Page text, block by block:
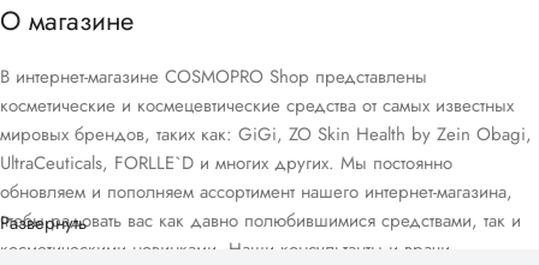
О магазине
В интернет-магазине COSMOPRO Shop представлены
косметические и космецевтические средства от самых известных
мировых брендов, таких как: GiGi, ZO Skin Health by Zein Obagi,
UltraCeuticals, FORLLE`D и многих других. Мы постоянно
обновляем и пополняем ассортимент нашего интернет-магазина,
чтобы радовать вас как давно полюбившимися средствами, так и
косметическими новинками. Наши консультанты и врачи-
Развернуть